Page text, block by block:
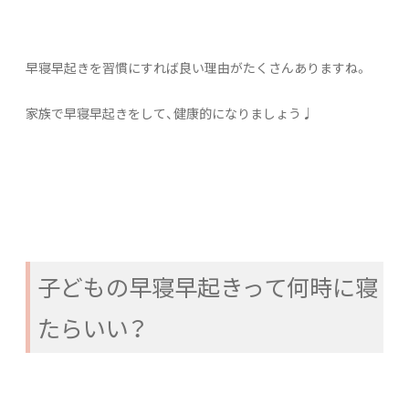
早寝早起きを習慣にすれば良い理由がたくさんありますね。
家族で早寝早起きをして、健康的になりましょう♩
子どもの早寝早起きって何時に寝
たらいい？